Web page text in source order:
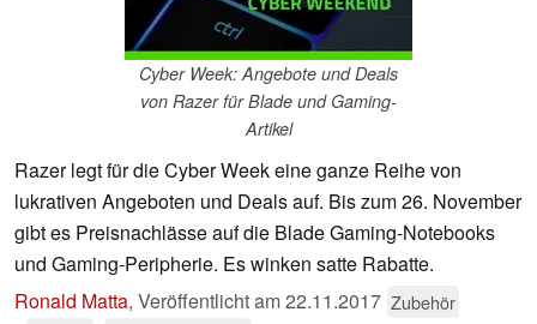
Cyber Week: Angebote und Deals
von Razer für Blade und Gaming-
Artikel
Razer legt für die Cyber Week eine ganze Reihe von
lukrativen Angeboten und Deals auf. Bis zum 26. November
gibt es Preisnachlässe auf die Blade Gaming-Notebooks
und Gaming-Peripherie. Es winken satte Rabatte.
Ronald Matta, Veröffentlicht am22.11.2017 Zubehör